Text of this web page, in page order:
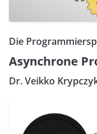
Die
Asynchrone
Dr. Veikko